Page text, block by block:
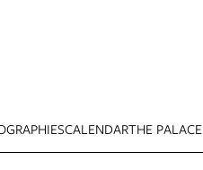
CALENDARTHE PALACE